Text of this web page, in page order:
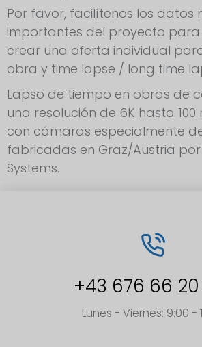
Por favor, facilítenos los datos
importantes del proyecto
crear una oferta individual
obra y time lapse / long time
Lapso de tiempo en obras de
una resolución de 6K hasta
con cámaras especialmente
fabricadas en Graz/Austria por
Systems.
+43 676 66 20
Lunes - Viernes: 9:00 -